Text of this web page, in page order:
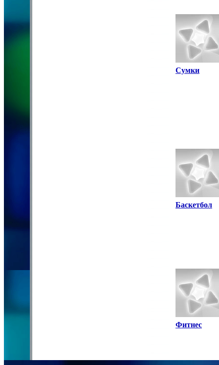
Сумки
Баскетбол
Фитнес